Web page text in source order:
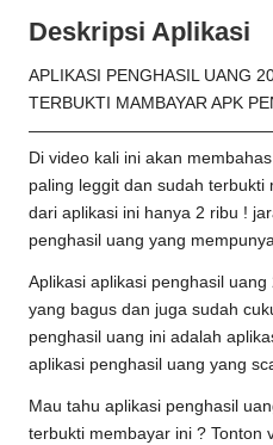
Deskripsi Aplikasi
APLIKASI PENGHASIL UANG
TERBUKTI MAMBAYAR APK
Di video kali ini akan
paling leggit dan sudah
dari aplikasi ini hanya 2 ribu !
penghasil uang yang
Aplikasi aplikasi penghasil
yang bagus dan juga sudah
penghasil uang ini adalah
aplikasi penghasil uang yang
Mau tahu aplikasi penghasil
terbukti membayar ini ? Tonton